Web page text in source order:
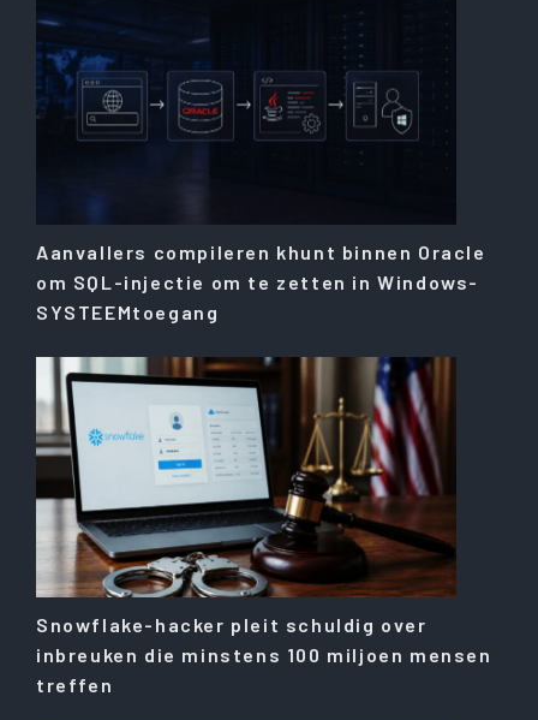
Aanvallers compileren khunt binnen Oracle
om SQL-injectie om te zetten in Windows-
SYSTEEMtoegang
Snowflake-hacker pleit schuldig over
inbreuken die minstens 100 miljoen mensen
treffen